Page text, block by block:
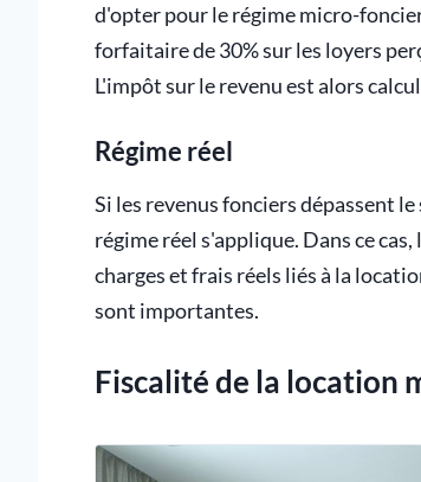
d'opter pour le régime micro-
forfaitaire de 30% sur les loyers
L'impôt sur le revenu est alors
Régime réel
Si les revenus fonciers dépassent
régime réel s'applique. Dans ce
charges et frais réels liés à la
sont importantes.
Fiscalité de la location